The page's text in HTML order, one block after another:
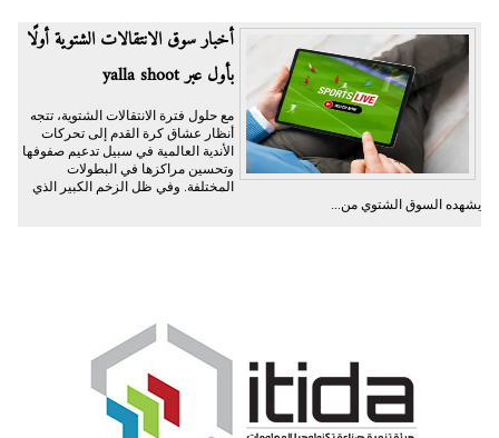
أخبار سوق الانتقالات الشتوية أولًا
بأول عبر yalla shoot
مع حلول فترة الانتقالات الشتوية، تتجه
أنظار عشاق كرة القدم إلى تحركات
الأندية العالمية في سبيل تدعيم صفوفها
وتحسين مراكزها في البطولات
المختلفة. وفي ظل الزخم الكبير الذي
يشهده السوق الشتوي من...